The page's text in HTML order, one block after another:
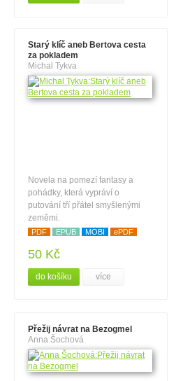
Starý klíč aneb Bertova cesta
za pokladem
Michal Tykva
Novela na pomezí fantasy a
pohádky, která vypráví o
putování tří přátel smyšlenými
zeměmi.
PDF EPUB MOBI ePDF
50 Kč
do košíku více
Přežij návrat na Bezogmel
Anna Šochová